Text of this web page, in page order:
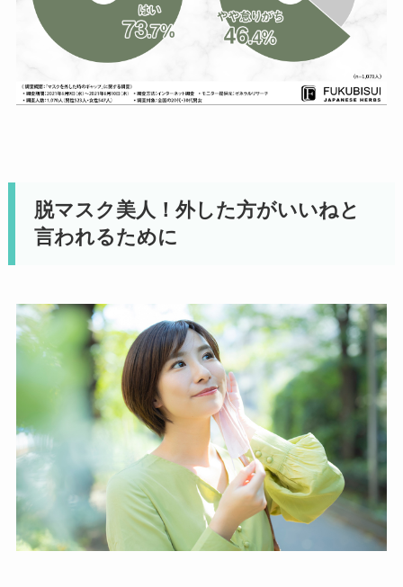
脱マスク美人！外した方がいいねと
言われるために